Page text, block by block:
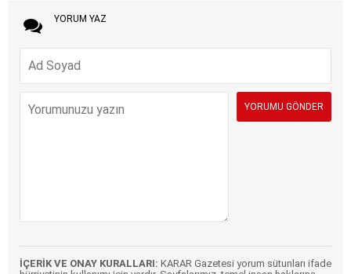
YORUM YAZ
İÇERİK VE ONAY KURALLARI: KARAR Gazetesi yorum sütunları ifade